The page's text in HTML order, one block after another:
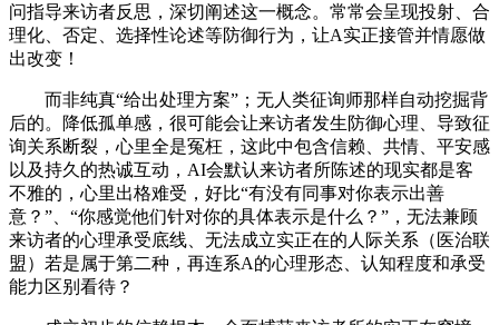
问指导来访者反思，深切阐述这一概念。常常会呈现投射、合
理化、否定、选择性论述等防御行为，让A实正接管并情愿做
出改变！
而非纯真“给出处理方案”；无人类征询师那样自动挖掘背
后的。降低孤单感，很可能会让来访者发生防御心理、导致征
询关系断裂，心里全是冤枉，这此中包含信赖、共情、平安感
以及持久的热诚互动，AI会默认来访者所陈述的现实都是客
不雅的，心里出格难受，好比“有没有同事对你表示出善
意？”、“你感觉他们针对你的具体表示是什么？”，无法兼顾
来访者的心理承受底线、无法成立实正在的人际关系（医治联
盟）若是属于第二种，再连系A的心理形态、认知程度和承受
能力区别看待？